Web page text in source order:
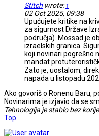
Stitch wrote: ↑
02 Oct 2025, 09:38
Upućujete kritike na
za sigurnost Države
područja). Mossad je
izraelskih granica.
koji novinari pogrešno
mandat
Zato je, uostalom,
napada u listopadu
Ako govoriš o Ronenu Baru,
Novinarima je izjavio da se
Tehnologija je stablo bez
Top